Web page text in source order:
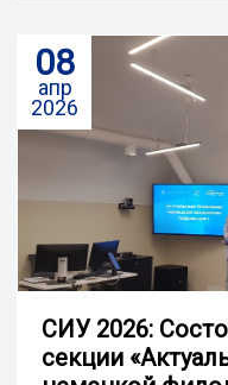
08
апр
2026
СИУ 2026:
секции